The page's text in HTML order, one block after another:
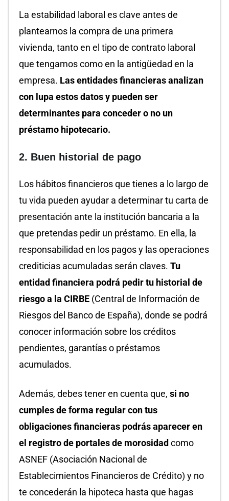
La estabilidad laboral es clave antes de
plantearnos la compra de una primera
vivienda, tanto en el tipo de contrato laboral
que tengamos como en la antigüedad en la
empresa. Las entidades financieras analizan
con lupa estos datos y pueden ser
determinantes para conceder o no un
préstamo hipotecario.
2. Buen historial de pago
Los hábitos financieros que tienes a lo largo de
tu vida pueden ayudar a determinar tu carta de
presentación ante la institución bancaria a la
que pretendas pedir un préstamo. En ella, la
responsabilidad en los pagos y las operaciones
crediticias acumuladas serán claves. Tu
entidad financiera podrá pedir tu historial de
riesgo a la CIRBE (Central de Información de
Riesgos del Banco de España), donde se podrá
conocer información sobre los créditos
pendientes, garantías o préstamos
acumulados.
Además, debes tener en cuenta que, si no
cumples de forma regular con tus
obligaciones financieras podrás aparecer en
el registro de portales de morosidad como
ASNEF (Asociación Nacional de
Establecimientos Financieros de Crédito) y no
te concederán la hipoteca hasta que hagas